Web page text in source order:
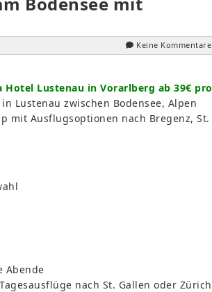
Keine Kommentare
Hotel Lustenau in Vorarlberg ab 39€ pro
Lustenau zwischen Bodensee, Alpen
mit Ausflugsoptionen nach Bregenz, St.
Abende
nach St. Gallen oder Zürich